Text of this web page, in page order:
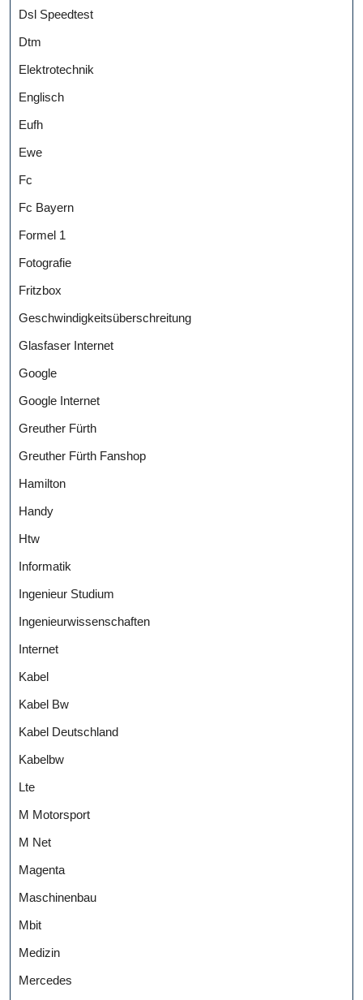
Dsl Speedtest
Dtm
Elektrotechnik
Englisch
Eufh
Ewe
Fc
Fc Bayern
Formel 1
Fotografie
Fritzbox
Geschwindigkeitsüberschreitung
Glasfaser Internet
Google
Google Internet
Greuther Fürth
Greuther Fürth Fanshop
Hamilton
Handy
Htw
Informatik
Ingenieur Studium
Ingenieurwissenschaften
Internet
Kabel
Kabel Bw
Kabel Deutschland
Kabelbw
Lte
M Motorsport
M Net
Magenta
Maschinenbau
Mbit
Medizin
Mercedes